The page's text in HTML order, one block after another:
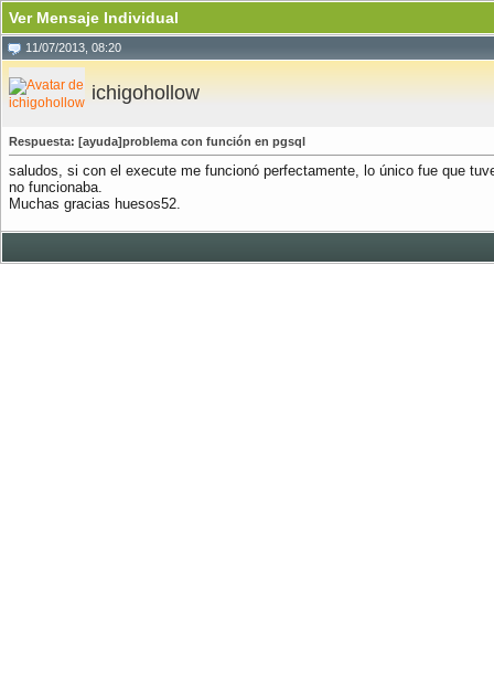
Ver Mensaje Individual
11/07/2013, 08:20
ichigohollow
Respuesta: [ayuda]problema con función en pgsql
saludos, si con el execute me funcionó perfectamente, lo único fue que
no funcionaba.
Muchas gracias huesos52.